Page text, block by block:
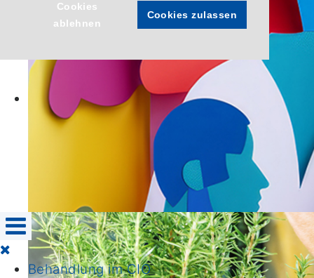
Cookies
ablehnen
Cookies zulassen
Behandlung im CIO